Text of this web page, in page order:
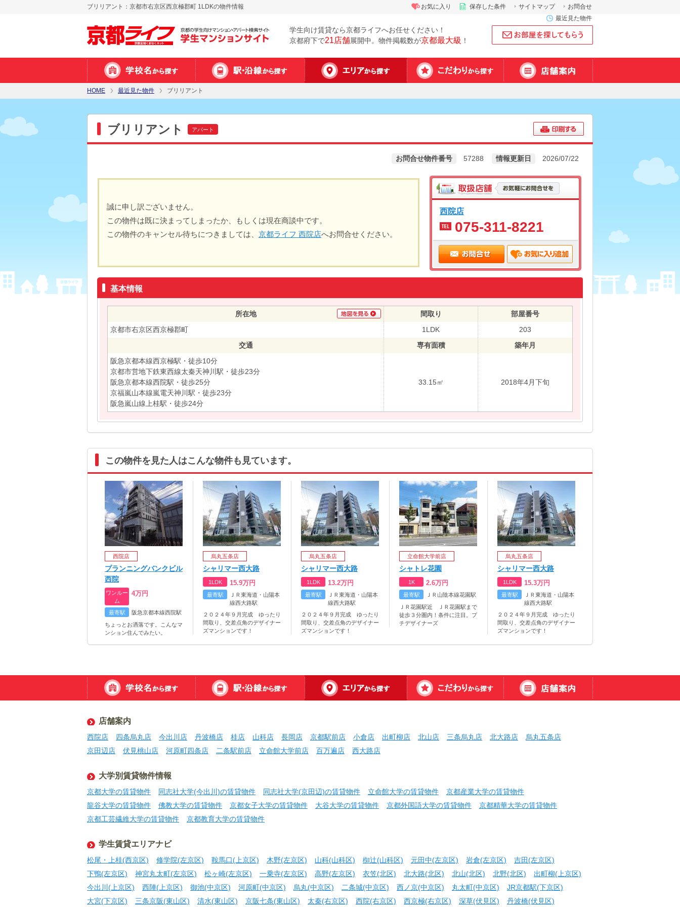
ブリリアント：京都市右京区西京極郡町 1LDKの物件情報
学生向け賃貸なら京都ライフへお任せください！
京都府下で21店舗展開中。物件掲載数が京都最大級 ！
お問合せ
サイトマップ
保存した条件
お気に入り
最近見た物件
HOME 最近見た物件 ブリリアント
ブリリアント アパート
お問合せ物件番号 57288 情報更新日 2026/07/22
誠に申し訳ございません。
この物件は既に決まってしまったか、もしくは現在商談中です。
この物件のキャンセル待ちにつきましては、 京都ライフ 西院店へお問合せください。
西院店
075-311-8221
基本情報
所在地 間取り
部屋番号
京都市右京区西京極郡町
1LDK
203
交通
専有面積
築年月
阪急京都本線西京極駅・徒歩10分
京都市営地下鉄東西線太秦天神川駅・徒歩23分
阪急京都本線西院駅・徒歩25分
京福嵐山本線嵐電天神川駅・徒歩23分
阪急嵐山線上桂駅・徒歩24分
33.15㎡ 2018年4月下旬
この物件を見た人はこんな物件も見ています。
西院店
プランニングバンクビル
西院
ワンルー
ム
4万円
最寄駅
阪急京都本線西院駅
ちょっとお洒落です。こんなマ
ンション住んでみたい。
烏丸五条店
シャリマー西大路
1LDK 15.9万円
最寄駅
ＪＲ東海道・山陽本
線西大路駅
２０２４年９月完成 ゆったり
間取り、交差点角のデザイナー
ズマンションです！
烏丸五条店
シャリマー西大路
1LDK 13.2万円
最寄駅
ＪＲ東海道・山陽本
線西大路駅
２０２４年９月完成 ゆったり
間取り、交差点角のデザイナー
ズマンションです！
立命館大学前店
シャトレ花園
1K 2.6万円
最寄駅
ＪＲ山陰本線花園駅
ＪＲ花園駅近 ＪＲ花園駅まで
徒歩３分圏内！条件に注目。プ
チデザイナーズ
烏丸五条店
シャリマー西大路
1LDK 15.3万円
最寄駅
ＪＲ東海道・山陽本
線西大路駅
２０２４年９月完成 ゆったり
間取り、交差点角のデザイナー
ズマンションです！
店舗案内
西院店 四条烏丸店 今出川店 丹波橋店 桂店 山科店 長岡店 京都駅前店 小倉店 出町柳店 北山店 三条烏丸店 北大路店
烏丸五条店
京田辺店
伏見桃山店 河原町四条店 二条駅前店 立命館大学前店 百万遍店 西大路店
大学別賃貸物件情報
京都大学の賃貸物件 同志社大学(今出川)の賃貸物件 同志社大学(京田辺)の賃貸物件 立命館大学の賃貸物件
京都産業大学の賃貸物件
龍谷大学の賃貸物件
佛教大学の賃貸物件 京都女子大学の賃貸物件 大谷大学の賃貸物件 京都外国語大学の賃貸物件
京都精華大学の賃貸物件
京都工芸繊維大学の賃貸物件
京都教育大学の賃貸物件
学生賃貸エリアナビ
松尾・上桂(西京区) 修学院(左京区) 鞍馬口(上京区) 木野(左京区) 山科(山科区) 椥辻(山科区) 元田中(左京区) 岩倉(左京区)
吉田(左京区)
下鴨(左京区)
神宮丸太町(左京区) 松ヶ崎(左京区) 一乗寺(左京区) 高野(左京区) 衣笠(北区) 北大路(北区) 北山(北区) 北野(北区)
出町柳(上京区)
今出川(上京区)
西陣(上京区) 御池(中京区) 河原町(中京区) 烏丸(中京区) 二条城(中京区) 西ノ京(中京区) 丸太町(中京区)
JR京都駅(下京区)
大宮(下京区)
三条京阪(東山区) 清水(東山区) 京阪七条(東山区) 太秦(右京区) 西院(右京区) 西京極(右京区) 深草(伏見区) 丹波橋(伏見区)